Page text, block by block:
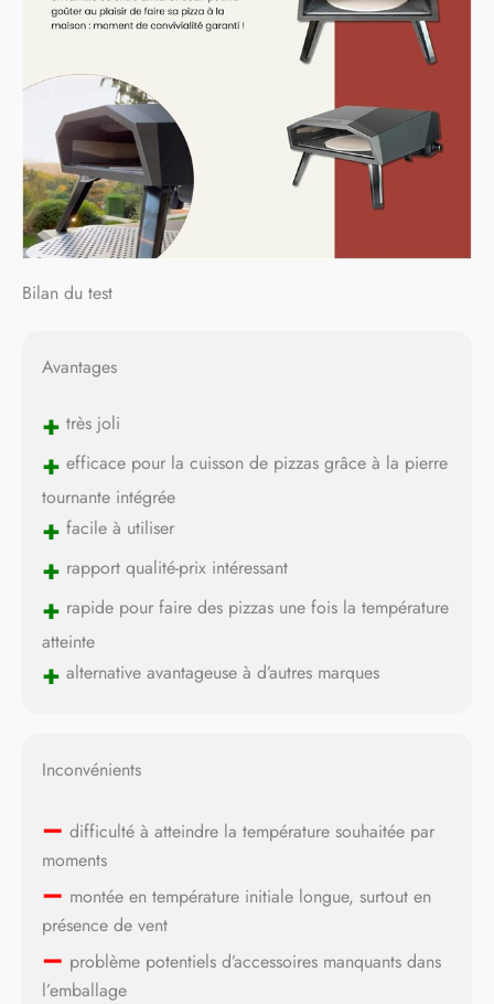
Bilan du test
Avantages
+ très joli
+ efficace pour la cuisson de pizzas grâce à la pierre
tournante intégrée
+ facile à utiliser
+ rapport qualité-prix intéressant
+ rapide pour faire des pizzas une fois la température
atteinte
+ alternative avantageuse à d’autres marques
Inconvénients
– difficulté à atteindre la température souhaitée par
moments
– montée en température initiale longue, surtout en
présence de vent
– problème potentiels d’accessoires manquants dans
l’emballage